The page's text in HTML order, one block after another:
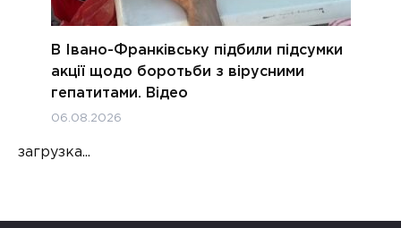
В Івано-Франківську підбили підсумки
акції щодо боротьби з вірусними
гепатитами. Відео
06.08.2026
загрузка...